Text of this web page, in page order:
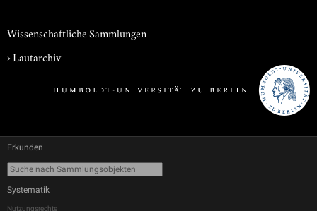
Wissenschaftliche Sammlungen
›Lautarchiv
Erkunden
Systematik
Nutzungsrechte